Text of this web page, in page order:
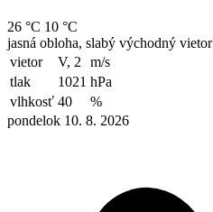
26 °C 10 °C
jasná obloha, slabý východný vietor
vietor
V, 2
m/s
tlak
1021 hPa
vlhkosť 40
%
pondelok 10. 8. 2026